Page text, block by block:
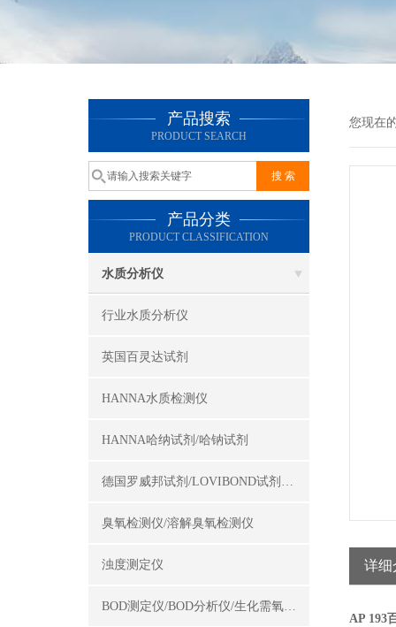
产品搜索
PRODUCT SEARCH
产品分类
PRODUCT CLASSIFICATION
水质分析仪
行业水质分析仪
英国百灵达试剂
HANNA水质检测仪
HANNA哈纳试剂/哈钠试剂
德国罗威邦试剂/LOVIBOND试剂/罗威邦试剂
臭氧检测仪/溶解臭氧检测仪
浊度测定仪
BOD测定仪/BOD分析仪/生化需氧量测定仪
您现在
详细
AP 193